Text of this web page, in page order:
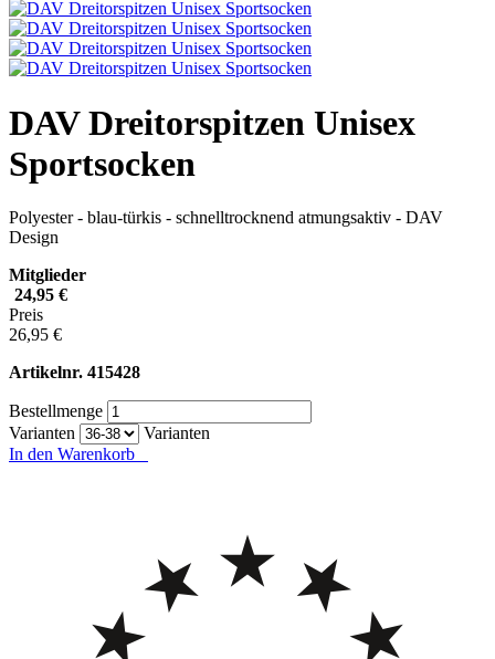
DAV Dreitorspitzen Unisex
Sportsocken
Polyester - blau-türkis - schnelltrocknend atmungsaktiv - DAV
Design
Mitglieder
24,95 €
Preis
26,95 €
Artikelnr. 415428
Bestellmenge
Varianten
Varianten
In den Warenkorb